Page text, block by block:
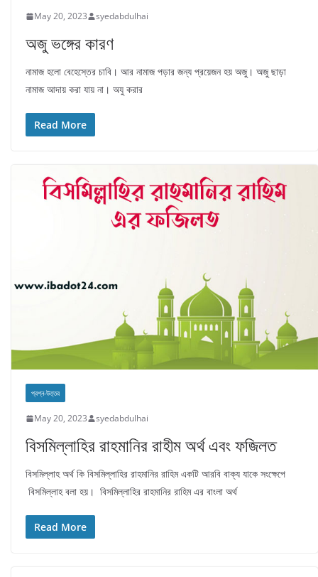
May 20, 2023 syedabdulhai
অজু ভঙ্গের কারণ
নামাজ হলো বেহেস্তের চাবি। আর নামাজ পড়ার জন্য প্রয়েজন হয় অজু। অজু ছাড়া
নামাজ আদায় করা যায় না। অযু করার
Read More
প্রশ্ন-উত্তর
May 20, 2023 syedabdulhai
বিসমিল্লাহির রাহমানির রাহীম অর্থ এবং ফজিলত
বিসমিল্লাহ অর্থ কি বিসমিল্লাহির রাহমানির রাহিম একটি আরবি বাক্য যাকে সংক্ষেপে
বিসমিল্লাহ বলা হয়। বিসমিল্লাহির রাহমানির রাহিম এর বাংলা অর্থ
Read More